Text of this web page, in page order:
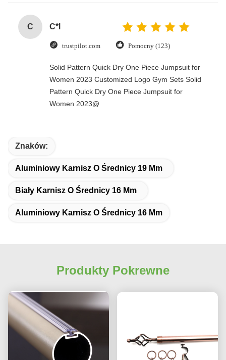
C C*l
trustpilot.com Pomocny (123)
Solid Pattern Quick Dry One Piece Jumpsuit for
Women 2023 Customized Logo Gym Sets Solid
Pattern Quick Dry One Piece Jumpsuit for
Women 2023@
Znaków:
Aluminiowy Karnisz O Średnicy 19 Mm
Biały Karnisz O Średnicy 16 Mm
Aluminiowy Karnisz O Średnicy 16 Mm
Produkty Pokrewne